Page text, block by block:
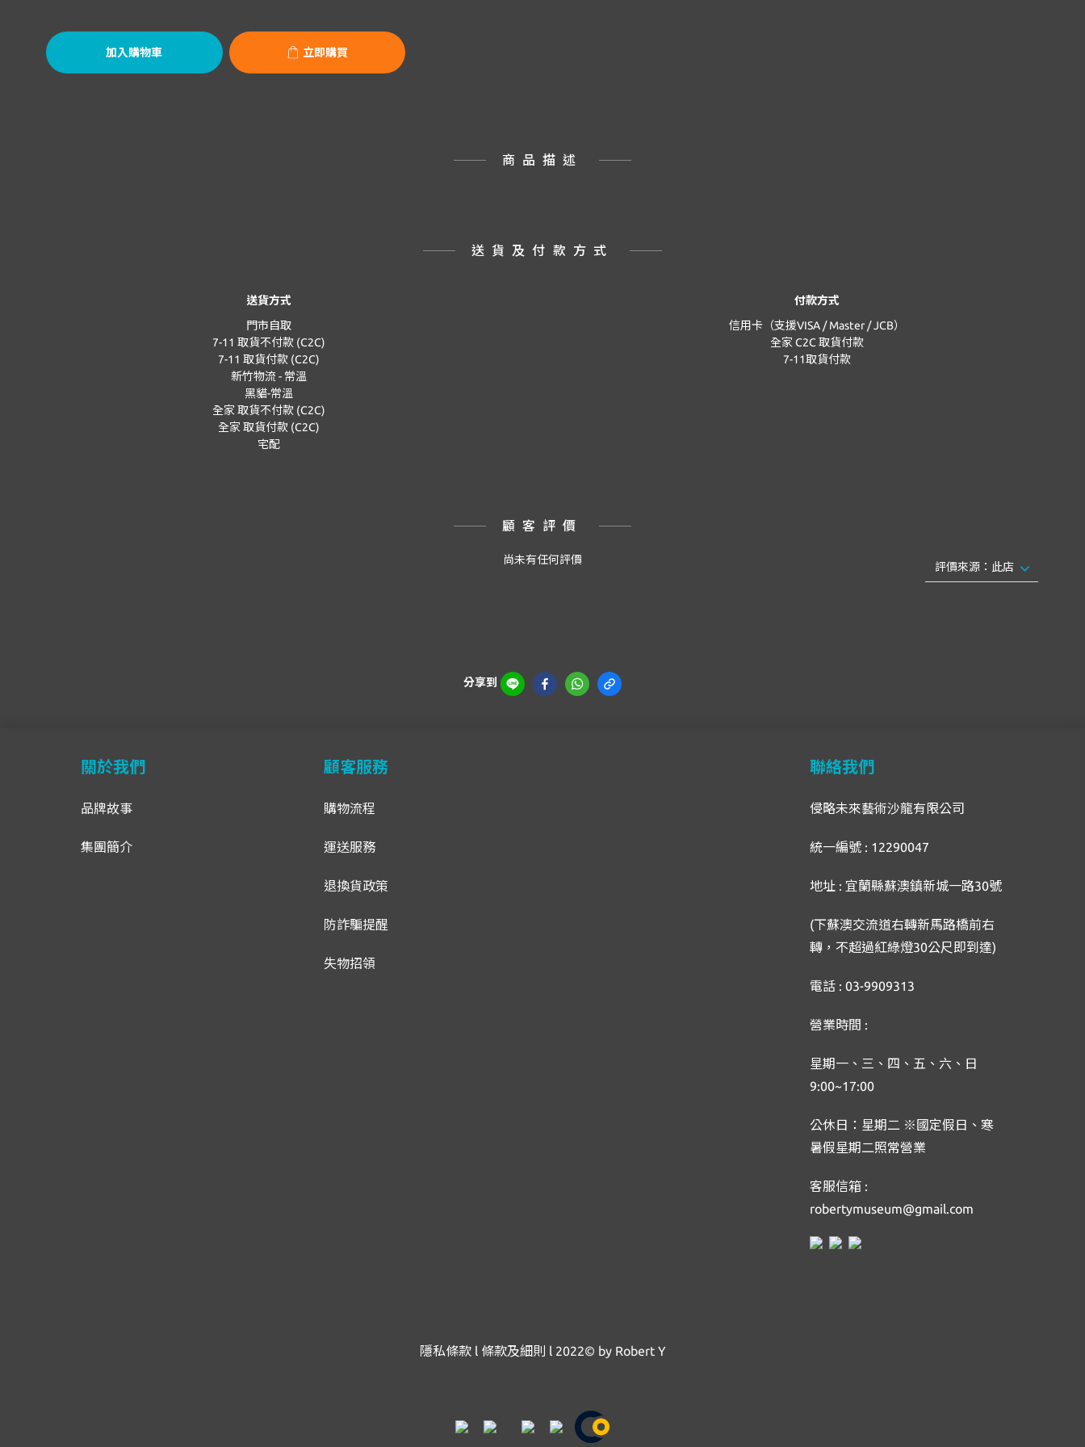
加入購物車 立即購買
商品描述
送貨及付款方式
送貨方式
門市自取
7-11 取貨不付款 (C2C)
7-11 取貨付款 (C2C)
新竹物流 - 常溫
黑貓-常溫
全家 取貨不付款 (C2C)
全家 取貨付款 (C2C)
宅配
付款方式
信用卡（支援VISA / Master / JCB）
全家 C2C 取貨付款
7-11取貨付款
顧客評價
尚未有任何評價
分享到
關於我們
品牌故事
集團簡介
顧客服務
購物流程
運送服務
退換貨政策
防詐騙提醒
失物招領
聯絡我們
侵略未來藝術沙龍有限公司
統一編號 : 12290047
地址 : 宜蘭縣蘇澳鎮新城一路30號
(下蘇澳交流道右轉新馬路橋前右
轉，不超過紅綠燈30公尺即到達)
電話 : 03-9909313
營業時間 :
星期一、三、四、五、六、日
9:00~17:00
公休日：星期二 ※國定假日、寒
暑假星期二照常營業
客服信箱 :
robertymuseum@gmail.com
隱私條款l 條款及細則 l 2022© by Robert Y